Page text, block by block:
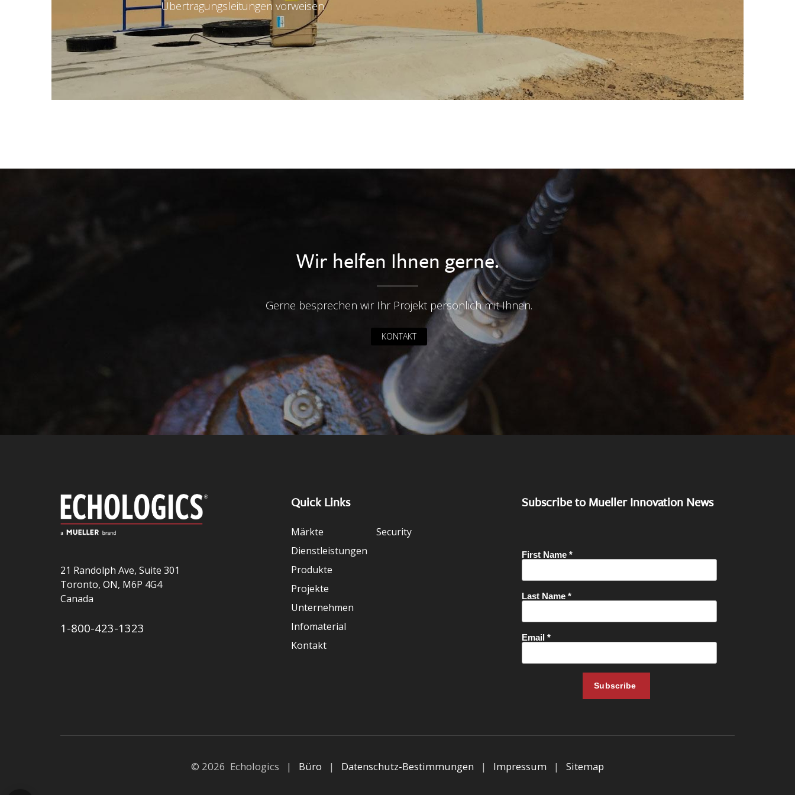
Übertragungsleitungen vorweisen
Wir helfen Ihnen gerne.
Gerne besprechen wir Ihr Projekt persönlich mit Ihnen.
KONTAKT
21 Randolph Ave, Suite 301
Toronto, ON, M6P 4G4
Canada
1-800-423-1323
Quick Links
Märkte
Dienstleistungen
Produkte
Projekte
Unternehmen
Infomaterial
Kontakt
Security
Subscribe to Mueller Innovation News
© 2026 Echologics | Büro | Datenschutz-Bestimmungen | Impressum | Sitemap